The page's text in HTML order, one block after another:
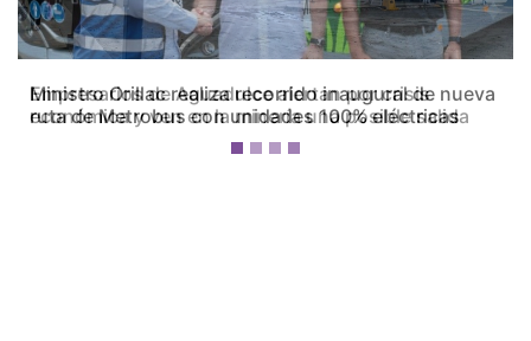
Empresarios de Aguadulce alertan por crisis
económica y ven en la minería una posible salida